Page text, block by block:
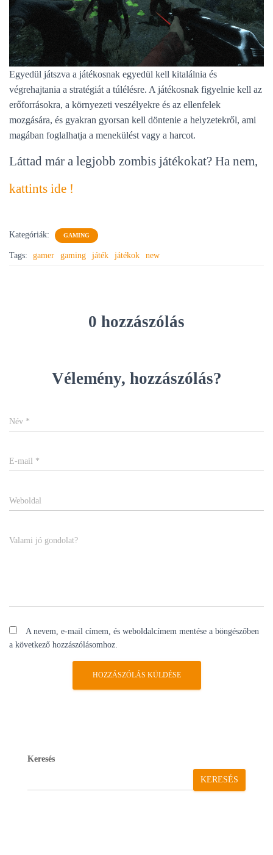
Egyedül játszva a játékosnak egyedül kell kitalálnia és
végrehajtania a stratégiát a túlélésre. A játékosnak figyelnie kell az
erőforrásokra, a környezeti veszélyekre és az ellenfelek
mozgására, és gyakran gyorsan kell döntenie a helyzetekről, ami
magában foglalhatja a menekülést vagy a harcot.
Láttad már a legjobb zombis játékokat? Ha nem,
kattints ide !
Kategóriák: GAMING
Tags: gamer gaming játék játékok new
0 hozzászólás
Vélemény, hozzászólás?
Név *
E-mail *
Weboldal
Valami jó gondolat?
A nevem, e-mail címem, és weboldalcímem mentése a böngészőben
a következő hozzászólásomhoz.
Keresés
KERESÉS